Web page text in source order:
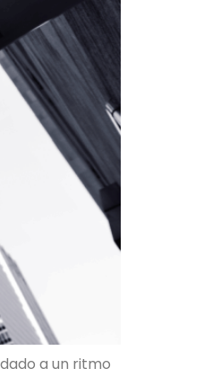
a un ritmo